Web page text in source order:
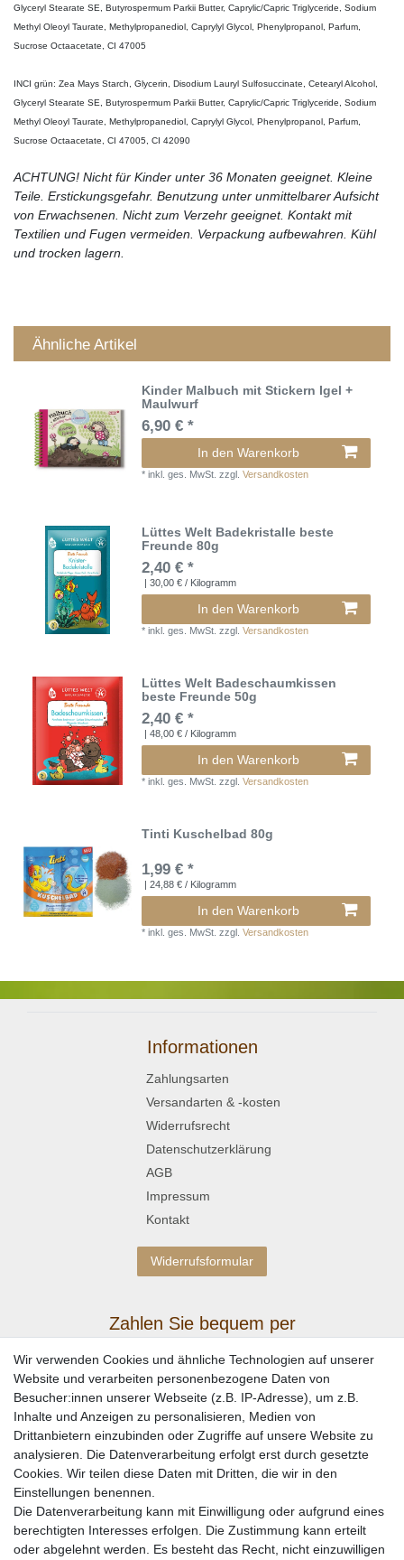
Glyceryl Stearate SE, Butyrospermum Parkii Butter, Caprylic/Capric Triglyceride, Sodium
Methyl Oleoyl Taurate, Methylpropanediol, Caprylyl Glycol, Phenylpropanol, Parfum,
Sucrose Octaacetate, CI 47005
INCI grün: Zea Mays Starch, Glycerin, Disodium Lauryl Sulfosuccinate, Cetearyl Alcohol,
Glyceryl Stearate SE, Butyrospermum Parkii Butter, Caprylic/Capric Triglyceride, Sodium
Methyl Oleoyl Taurate, Methylpropanediol, Caprylyl Glycol, Phenylpropanol, Parfum,
Sucrose Octaacetate, CI 47005, CI 42090
ACHTUNG! Nicht für Kinder unter 36 Monaten geeignet. Kleine
Teile. Erstickungsgefahr. Benutzung unter unmittelbarer Aufsicht
von Erwachsenen. Nicht zum Verzehr geeignet. Kontakt mit
Textilien und Fugen vermeiden. Verpackung aufbewahren. Kühl
und trocken lagern.
Ähnliche Artikel
Kinder Malbuch mit Stickern Igel +
Maulwurf
6,90 € *
In den Warenkorb
*inkl. ges. MwSt. zzgl.Versandkosten
Lüttes Welt Badekristalle beste
Freunde 80g
2,40 € *
| 30,00 € / Kilogramm
In den Warenkorb
*inkl. ges. MwSt. zzgl.Versandkosten
Lüttes Welt Badeschaumkissen
beste Freunde 50g
2,40 € *
| 48,00 € / Kilogramm
In den Warenkorb
*inkl. ges. MwSt. zzgl.Versandkosten
Tinti Kuschelbad 80g
1,99 € *
| 24,88 € / Kilogramm
In den Warenkorb
*inkl. ges. MwSt. zzgl.Versandkosten
Informationen
Zahlungsarten
Versandarten & -kosten
Widerrufsrecht
Datenschutzerklärung
AGB
Impressum
Kontakt
Widerrufsformular
Zahlen Sie bequem per
Wir versenden mit
Wir verwenden Cookies und ähnliche Technologien auf unserer
Website und verarbeiten personenbezogene Daten von
Besucher:innen unserer Webseite (z.B. IP-Adresse), um z.B.
Inhalte und Anzeigen zu personalisieren, Medien von
Drittanbietern einzubinden oder Zugriffe auf unsere Website zu
analysieren. Die Datenverarbeitung erfolgt erst durch gesetzte
Cookies. Wir teilen diese Daten mit Dritten, die wir in den
Einstellungen benennen.
Die Datenverarbeitung kann mit Einwilligung oder aufgrund eines
berechtigten Interesses erfolgen. Die Zustimmung kann erteilt
oder abgelehnt werden. Es besteht das Recht, nicht einzuwilligen